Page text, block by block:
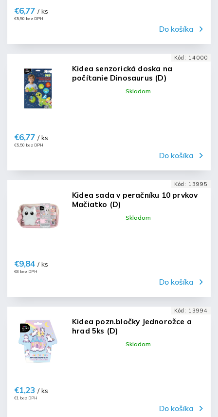
€5,50 bez DPH
€6,77 / ks
Do košíka
Kidea senzorická doska na
počítanie Dinosaurus (D)
Skladom
€5,50 bez DPH
€6,77 / ks
Do košíka
Kód: 14000
Kidea sada v peračníku 10 prvkov
Mačiatko (D)
Skladom
€8 bez DPH
€9,84 / ks
Do košíka
Kód: 13995
Kidea pozn.bločky Jednorožce a
hrad 5ks (D)
Skladom
€1 bez DPH
€1,23 / ks
Do košíka
Kód: 13994